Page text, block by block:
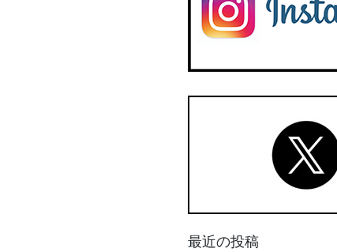
最近の投稿